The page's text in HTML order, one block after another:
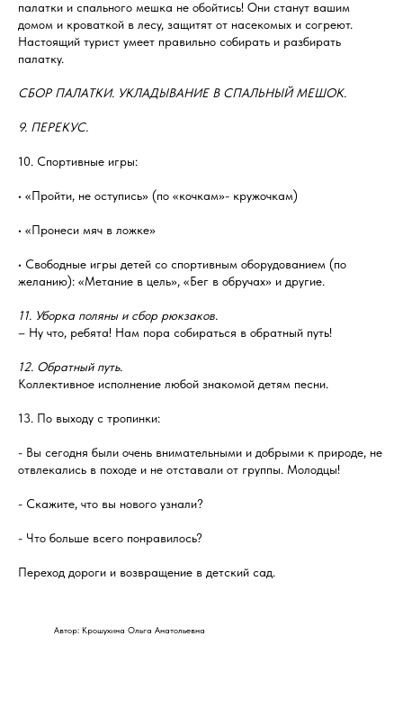
палатки и спального мешка не обойтись! Они станут вашим
домом и кроваткой в лесу, защитят от насекомых и согреют.
Настоящий турист умеет правильно собирать и разбирать
палатку.
СБОР ПАЛАТКИ. УКЛАДЫВАНИЕ В СПАЛЬНЫЙ МЕШОК.
9. ПЕРЕКУС.
10. Спортивные игры:
• «Пройти, не оступись» (по «кочкам»- кружочкам)
• «Пронеси мяч в ложке»
• Свободные игры детей со спортивным оборудованием (по
желанию): «Метание в цель», «Бег в обручах» и другие.
11. Уборка поляны и сбор рюкзаков.
– Ну что, ребята! Нам пора собираться в обратный путь!
12. Обратный путь.
Коллективное исполнение любой знакомой детям песни.
13. По выходу с тропинки:
- Вы сегодня были очень внимательными и добрыми к природе, не
отвлекались в походе и не отставали от группы. Молодцы!
- Скажите, что вы нового узнали?
- Что больше всего понравилось?
Переход дороги и возвращение в детский сад.
Автор: Крошухина Ольга Анатольевна